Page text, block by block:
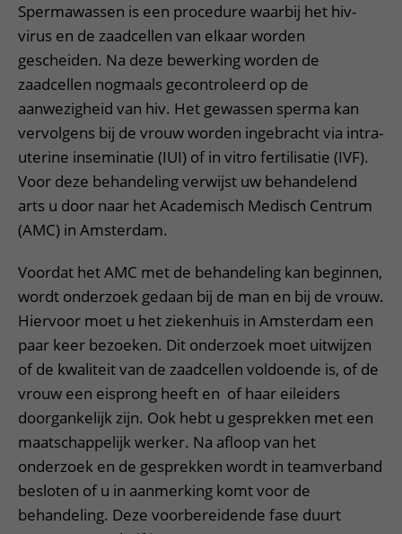
Spermawassen is een procedure waarbij het hiv-
virus en de zaadcellen van elkaar worden
gescheiden. Na deze bewerking worden de
zaadcellen nogmaals gecontroleerd op de
aanwezigheid van hiv. Het gewassen sperma kan
vervolgens bij de vrouw worden ingebracht via intra-
uterine inseminatie (IUI) of in vitro fertilisatie (IVF).
Voor deze behandeling verwijst uw behandelend
arts u door naar het Academisch Medisch Centrum
(AMC) in Amsterdam.
Voordat het AMC met de behandeling kan beginnen,
wordt onderzoek gedaan bij de man en bij de vrouw.
Hiervoor moet u het ziekenhuis in Amsterdam een
paar keer bezoeken. Dit onderzoek moet uitwijzen
of de kwaliteit van de zaadcellen voldoende is, of de
vrouw een eisprong heeft en of haar eileiders
doorgankelijk zijn. Ook hebt u gesprekken met een
maatschappelijk werker. Na afloop van het
onderzoek en de gesprekken wordt in teamverband
besloten of u in aanmerking komt voor de
behandeling. Deze voorbereidende fase duurt